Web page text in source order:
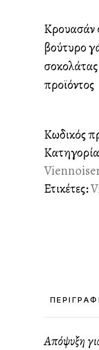
Κρουασάν
βούτυρο
προϊόντος
Κωδικός
Ετικέτες:
Απόψυξη